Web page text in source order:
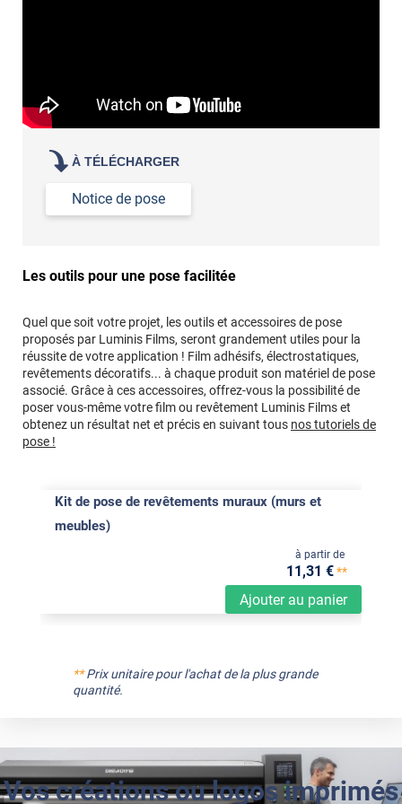
À TÉLÉCHARGER
Notice de pose
Les outils pour une pose facilitée
Quel que soit votre projet, les outils et accessoires de pose
proposés par Luminis Films, seront grandement utiles pour la
réussite de votre application ! Film adhésifs, électrostatiques,
revêtements décoratifs... à chaque produit son matériel de pose
associé. Grâce à ces accessoires, offrez-vous la possibilité de
poser vous-même votre film ou revêtement Luminis Films et
obtenez un résultat net et précis en suivant tous nos tutoriels de
pose !
Kit de pose de revêtements muraux (murs et
meubles)
Ajouter au panier
à partir de
11 ,31 €**
**Prix unitaire pour l'achat de la plus grande
quantité.
Vos créations ou logos imprimés